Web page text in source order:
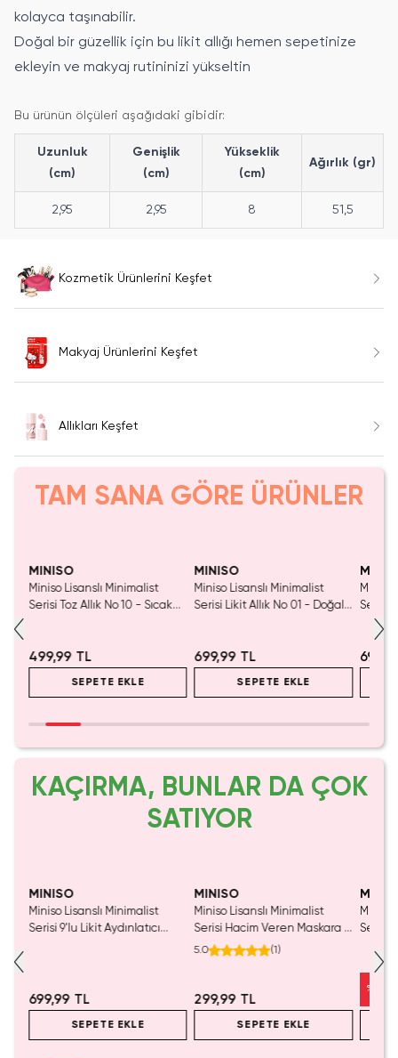
kolayca taşınabilir.
Doğal bir güzellik için bu likit allığı hemen sepetinize
ekleyin ve makyaj rutininizi yükseltin
Bu ürünün ölçüleri aşağıdaki gibidir:
Uzunluk
(cm)
Genişlik
(cm)
Yükseklik
(cm)
Ağırlık (gr)
2,95 2,95 8 51,5
Kozmetik Ürünlerini Keşfet
Makyaj Ürünlerini Keşfet
Allıkları Keşfet
TAM SANA GÖRE ÜRÜNLER
MINISO
Miniso Lisanslı Minimalist
Serisi Toz Allık No 10 - Sıcak
499,99 TL
SEPETE EKLE
MINISO
Miniso Lisanslı Minimalist
Serisi Likit Allık No 01 - Doğal
699,99 TL
SEPETE EKLE
Miniso
Serisi
Işıltı
KAÇIRMA, BUNLAR DA ÇOK
SATIYOR
MINISO
Miniso Lisanslı Minimalist
Serisi 9'lu Likit Aydınlatıcı
699,99 TL
SEPETE EKLE
MINISO
Miniso Lisanslı Minimalist
Serisi Hacim Veren Maskara -
Tek Tek Ayıran ve
5.0 (1)
299,99 TL
SEPETE EKLE
Miniso
Serisi
%